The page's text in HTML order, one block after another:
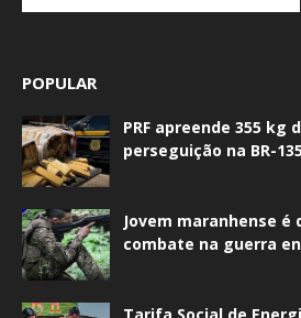
POPULAR
PRF apreende 355 kg
perseguição na BR-
Jovem maranhense
combate na guerra
Tarifa Social de